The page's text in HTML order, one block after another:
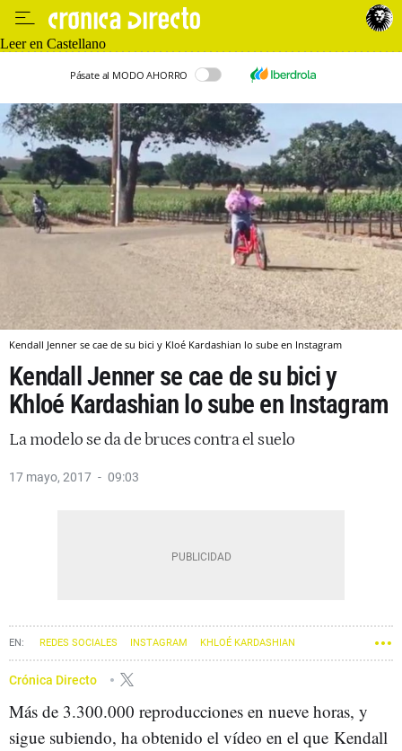
Leer en Castellano
Pásate al MODO AHORRO
Kendall Jenner se cae de su bici y Kloé Kardashian lo sube en Instagram
Kendall Jenner se cae de su bici y
Khloé Kardashian lo sube en Instagram
La modelo se da de bruces contra el suelo
17 mayo, 2017 09:03
REDES SOCIALES INSTAGRAM KHLOÉ KARDASHIAN
Crónica Directo
Más de 3.300.000 reproducciones en nueve horas, y
sigue subiendo, ha obtenido el vídeo en el que Kendall